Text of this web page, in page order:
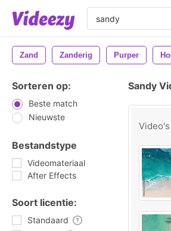
Zand Zanderig Purper
Sorteren op:
Beste match
Nieuwste
Bestandstype
Videomateriaal
After Effects
Soort licentie:
Standaard
Sandy